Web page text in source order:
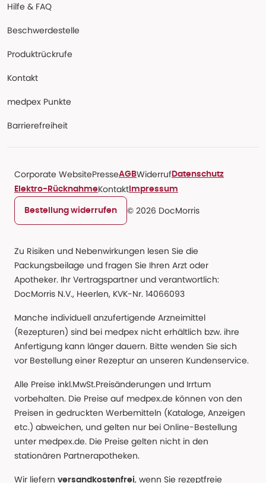
Hilfe & FAQ
Beschwerdestelle
Produktrückrufe
Kontakt
medpex Punkte
Barrierefreiheit
Corporate WebsitePresseAGBWiderruf Datenschutz
Elektro-RücknahmeKontakt Impressum
Bestellung widerrufen © 2026 DocMorris
Zu Risiken und Nebenwirkungen lesen Sie die
Packungsbeilage und fragen Sie Ihren Arzt oder
Apotheker. Ihr Vertragspartner und verantwortlich:
DocMorris N.V., Heerlen, KVK-Nr. 14066093
Manche individuell anzufertigende Arzneimittel
(Rezepturen) sind bei medpex nicht erhältlich bzw. ihre
Anfertigung kann länger dauern. Bitte wenden Sie sich
vor Bestellung einer Rezeptur an unseren Kundenservice.
Alle Preise inkl.MwSt.Preisänderungen und Irrtum
vorbehalten. Die Preise auf medpex.de können von den
Preisen in gedruckten Werbemitteln (Kataloge, Anzeigen
etc.) abweichen, und gelten nur bei Online-Bestellung
unter medpex.de. Die Preise gelten nicht in den
stationären Partnerapotheken.
Wir liefern versandkostenfrei, wenn Sie rezeptfreie